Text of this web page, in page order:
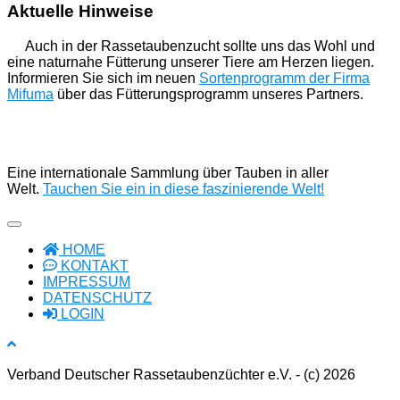
Aktuelle Hinweise
Auch in der Rassetaubenzucht sollte uns das Wohl und
eine naturnahe Fütterung unserer Tiere am Herzen liegen.
Informieren Sie sich im neuen Sortenprogramm der Firma
Mifuma über das Fütterungsprogramm unseres Partners.
Eine internationale Sammlung über Tauben in aller
Welt. Tauchen Sie ein in diese faszinierende Welt!
HOME
KONTAKT
IMPRESSUM
DATENSCHUTZ
LOGIN
Verband Deutscher Rassetaubenzüchter e.V. - (c) 2026